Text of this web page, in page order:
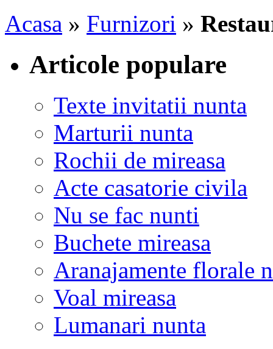
Acasa » Furnizori »
Articole populare
Texte invitatii nunta
Marturii nunta
Rochii de mireasa
Acte casatorie civila
Nu se fac nunti
Buchete mireasa
Aranajamente florale
Voal mireasa
Lumanari nunta